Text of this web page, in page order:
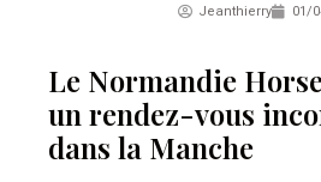
Jeanthierry 01/
Le Normandie
un rendez-vous
dans la Manche